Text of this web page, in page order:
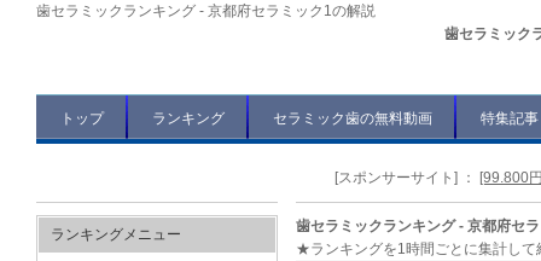
歯セラミックランキング - 京都府セラミック1の解説
歯セラミック
トップ ランキング セラミック歯の無料動画 特集記事
[スポンサーサイト] ： [99.800
歯セラミックランキング - 京都府セ
★ランキングを1時間ごとに集計して
ランキングメニュー